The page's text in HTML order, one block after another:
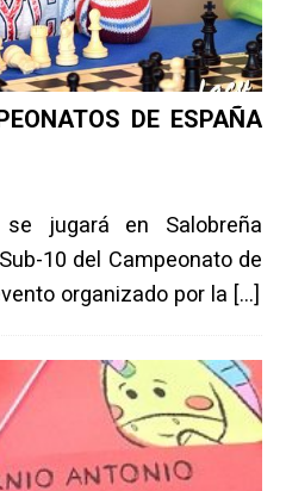
DE ESPAÑA
jugará en Salobreña
10 del Campeonato de
organizado por la […]